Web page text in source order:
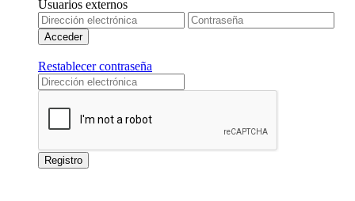
Usuarios externos
Restablecer contraseña